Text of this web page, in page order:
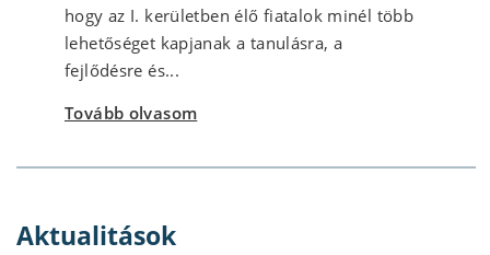
hogy az I. kerületben élő fiatalok minél több
lehetőséget kapjanak a tanulásra, a
fejlődésre és...
Tovább olvasom
Aktualitások